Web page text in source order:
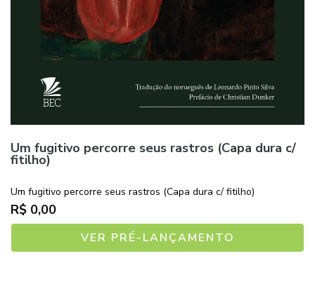
Um fugitivo percorre seus rastros (Capa dura c/
fitilho)
Um fugitivo percorre seus rastros (Capa dura c/ fitilho)
R$ 0,00
VER PRÉ-LANÇAMENTO